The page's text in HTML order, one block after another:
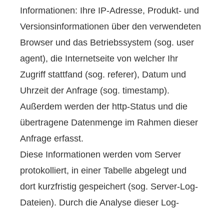
Informationen: Ihre IP-Adresse, Produkt- und
Versionsinformationen über den verwendeten
Browser und das Betriebssystem (sog. user
agent), die Internetseite von welcher Ihr
Zugriff stattfand (sog. referer), Datum und
Uhrzeit der Anfrage (sog. timestamp).
Außerdem werden der http-Status und die
übertragene Datenmenge im Rahmen dieser
Anfrage erfasst.
Diese Informationen werden vom Server
protokolliert, in einer Tabelle abgelegt und
dort kurzfristig gespeichert (sog. Server-Log-
Dateien). Durch die Analyse dieser Log-